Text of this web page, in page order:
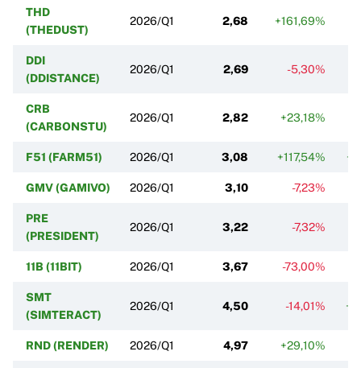
THD
(THEDUST)
2026/Q1 2,68 +161,69%
DDI
(DDISTANCE)
2026/Q1 2,69 -5,30%
CRB
(CARBONSTU)
2026/Q1 2,82 +23,18%
F51 (FARM51) 2026/Q1 3,08 +117,54%
GMV (GAMIVO) 2026/Q1 3,10 -7,23%
PRE
(PRESIDENT)
2026/Q1 3,22 -7,32%
11B (11BIT) 2026/Q1 3,67 -73,00%
SMT
(SIMTERACT)
2026/Q1 4,50 -14,01%
RND (RENDER) 2026/Q1 4,97 +29,10%